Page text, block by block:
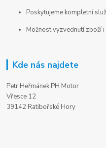
Poskytujeme kompletní
Možnost vyzvednutí zboží i
Kde nás najdete
Petr Heřmánek PH Motor
Vřesce 12
39142 Ratibořské Hory